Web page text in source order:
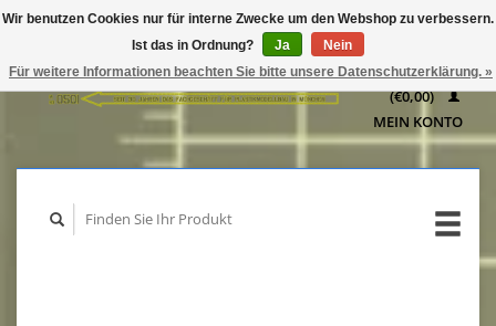
WARENKORB
(€0,00)
MEIN KONTO
Wir benutzen Cookies nur für interne Zwecke um den Webshop zu verbessern.
Ist das in Ordnung?
Ja
Nein
Für weitere Informationen beachten Sie bitte unsere Datenschutzerklärung. »